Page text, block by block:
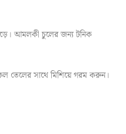
আমলকী চুলের জন্য টনিক
তেলের সাথে মিশিয়ে গরম করুন।